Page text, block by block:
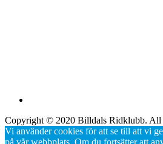
Copyright © 2020 Billdals Ridklubb. All
Vi använder cookies för att se till att vi
på vår webbplats. Om du fortsätter att